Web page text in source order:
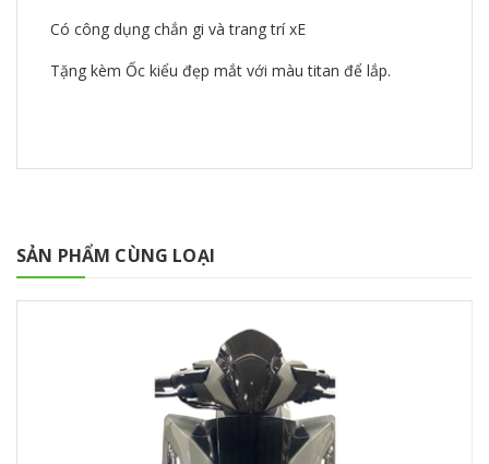
Có công dụng chắn gi và trang trí xE
Tặng kèm Ốc kiểu đẹp mắt với màu titan để lắp.
SẢN PHẨM CÙNG LOẠI